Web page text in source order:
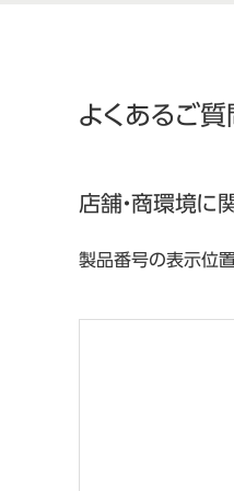
よくあるご質
店舗・商環境に
製品番号の表示位